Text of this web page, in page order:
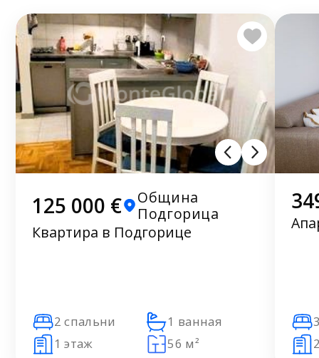
125 000 €
Община
Подгорица
Квартира в Подгорице
2 спальни
1 ванная
1 этаж
56 м²